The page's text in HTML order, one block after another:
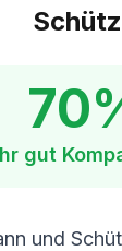
70
gut
und